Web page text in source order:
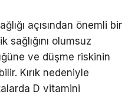
açısından önemli bir
sağlığını olumsuz
ve düşme riskinin
Kırık nedeniyle
D vitamini